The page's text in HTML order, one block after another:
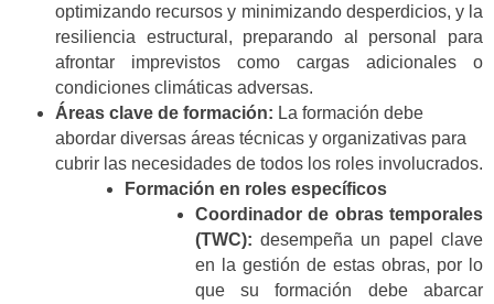
optimizando recursos y minimizando desperdicios, y la
resiliencia estructural, preparando al personal para
afrontar imprevistos como cargas adicionales o
condiciones climáticas adversas.
Áreas clave de formación: La formación debe
abordar diversas áreas técnicas y organizativas para
cubrir las necesidades de todos los roles involucrados.
Formación en roles específicos
Coordinador de obras temporales
(TWC): desempeña un papel clave
en la gestión de estas obras, por lo
que su formación debe abarcar